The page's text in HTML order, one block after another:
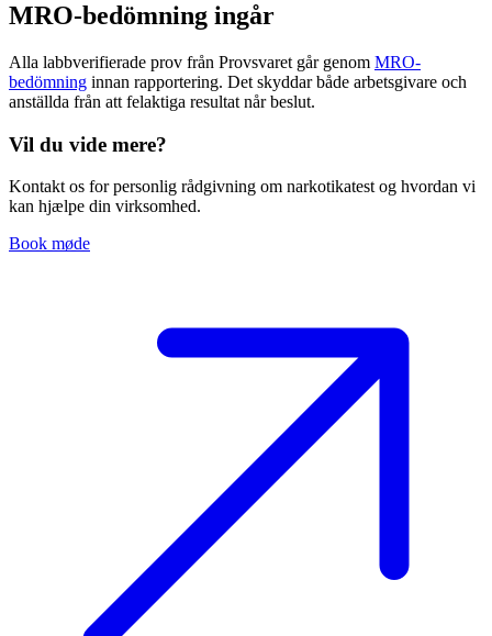
MRO-bedömning ingår
Alla labbverifierade prov från Provsvaret går genom MRO-
bedömning innan rapportering. Det skyddar både arbetsgivare och
anställda från att felaktiga resultat når beslut.
Vil du vide mere?
Kontakt os for personlig rådgivning om narkotikatest og hvordan vi
kan hjælpe din virksomhed.
Book møde